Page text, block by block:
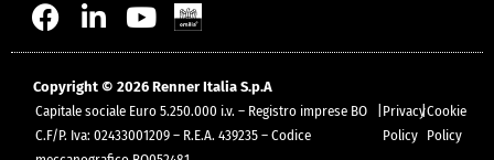
Copyright © 2026 Renner Italia S.p.A
Capitale sociale Euro 5.250.000 i.v. – Registro imprese BO
C.F/P. Iva: 02433001209 – R.E.A. 439235 – Codice
|Privacy
Policy
|Cookie
Policy